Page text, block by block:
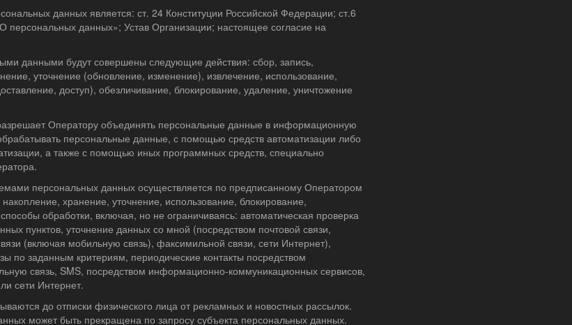
данных является: ст. 24 Конституции Российской Федерации; ст.6
данных»; Устав Организации; настоящее согласие на
данными будут совершены следующие действия: сбор, запись,
уточнение (обновление, изменение), извлечение, использование,
доступ), обезличивание, блокирование, удаление, уничтожение
Оператору объединять персональные данные в информационную
персональные данные, с помощью средств автоматизации либо
а также с помощью иных программных средств, специально
персональных данных осуществляется по предписанному Оператором
хранение, уточнение, использование, блокирование,
обработки, включая, но не ограничиваясь: автоматическая проверка
пунктов, уточнение данных со мной (посредством почтовой связи,
(включая мобильную связь), факсимильной связи, сети Интернет),
по заданным критериям, периодические контакты посредством
связь, SMS, посредством информационно-коммуникационных сервисов,
сети Интернет.
до отписки физического лица от рекламных и новостных рассылок.
может быть прекращена по запросу субъекта персональных данных.